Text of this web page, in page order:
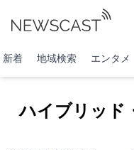
新着 地域検索 エンタメ
ハイブリッド